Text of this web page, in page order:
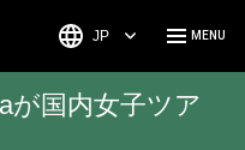
JP
が国内女子ツア